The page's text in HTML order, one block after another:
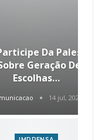
Da
De Renda E
2026